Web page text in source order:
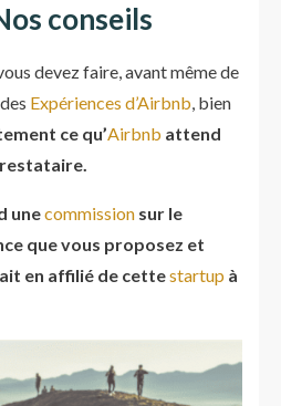
conseils
devez faire, avant même de
Expériences d’Airbnb, bien
ce qu’Airbnb attend
unecommission sur le
que vous proposez et
en affilié de cettestartup à